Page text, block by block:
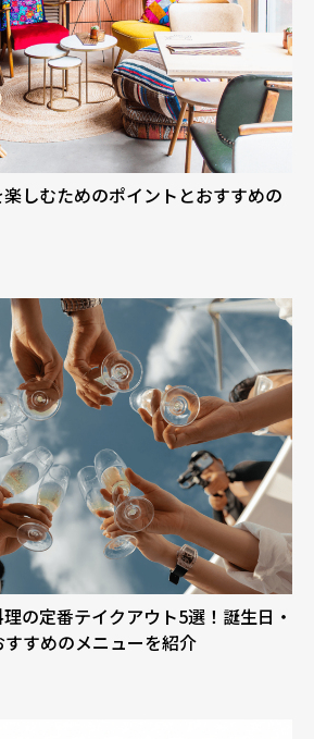
しむためのポイントとおすすめの
の定番テイクアウト5選！誕生日・
すめのメニューを紹介